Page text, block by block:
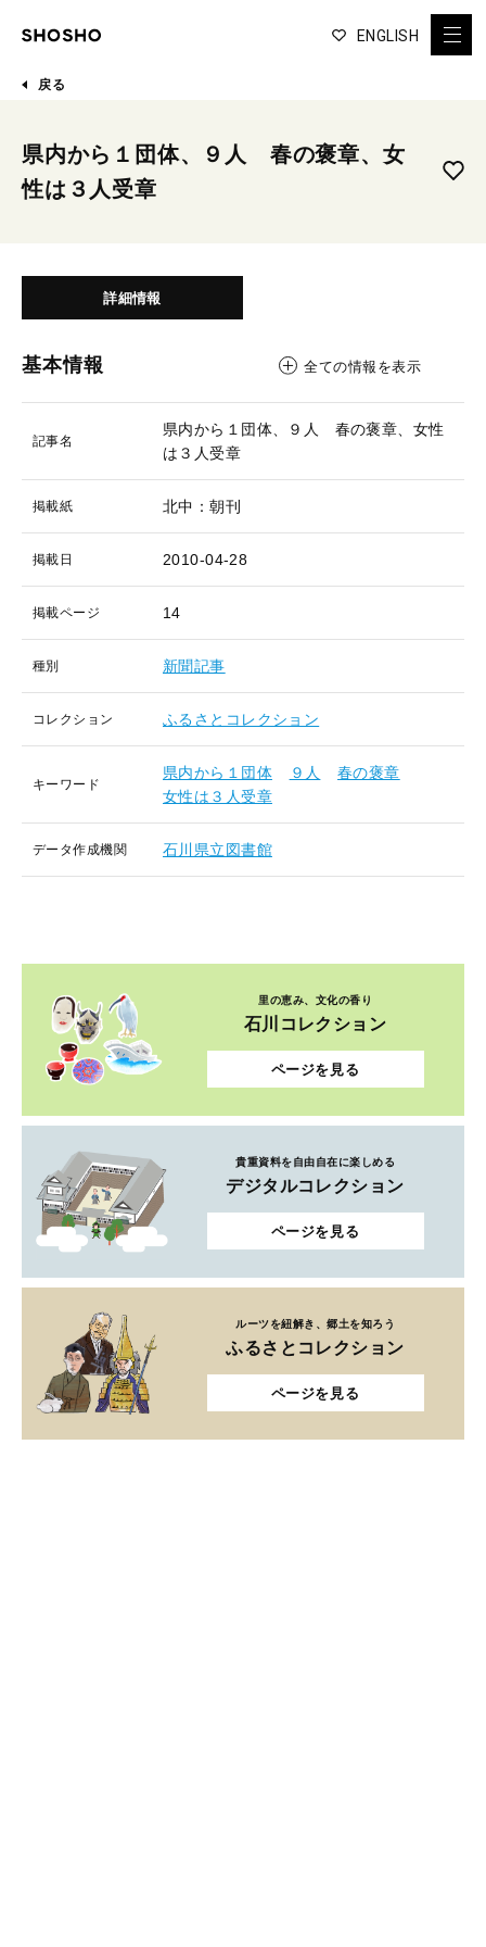
ENGLISH
戻る
県内から１団体、９人 春の褒章、女
性は３人受章
詳細情報
基本情報 全ての情報を表示
記事名
県内から１団体、９人 春の褒章、女性
は３人受章
掲載紙 北中：朝刊
掲載日 2010-04-28
掲載ページ 14
種別 新聞記事
コレクション ふるさとコレクション
キーワード
県内から１団体 ９人
春の褒章
女性は３人受章
データ作成機関 石川県立図書館
里の恵み、文化の香り
石川コレクション
ページを見る
貴重資料を自由自在に楽しめる
デジタルコレクション
ページを見る
ルーツを紐解き、郷土を知ろう
ふるさとコレクション
ページを見る